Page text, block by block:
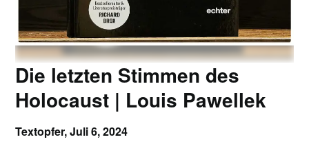
Die letzten Stimmen des
Holocaust | Louis Pawellek
Textopfer,Juli 6, 2024